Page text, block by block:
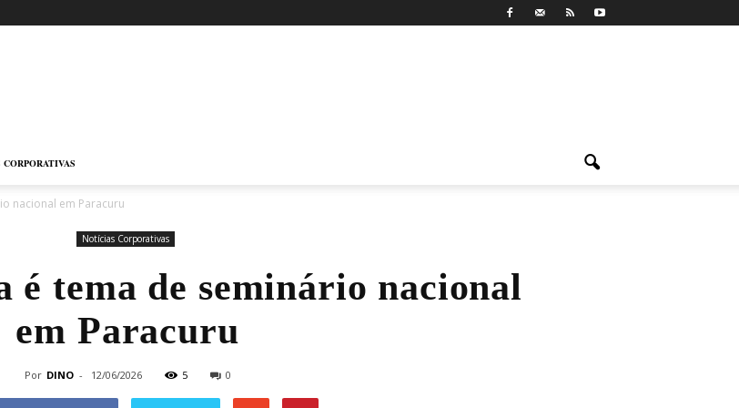
nacional em Paracuru
Notícias Corporativas
é tema de seminário nacional
em Paracuru
Por DINO - 12/06/2026 5 0